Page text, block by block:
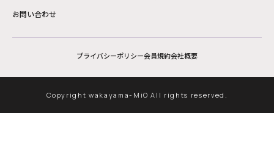
お問い合わせ
プライバシーポリシー会員規約会社概要
Copyright wakayama-MiO All rights reserved.